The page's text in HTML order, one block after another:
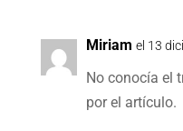
Miriam el 13
No conocía el
por el artículo.